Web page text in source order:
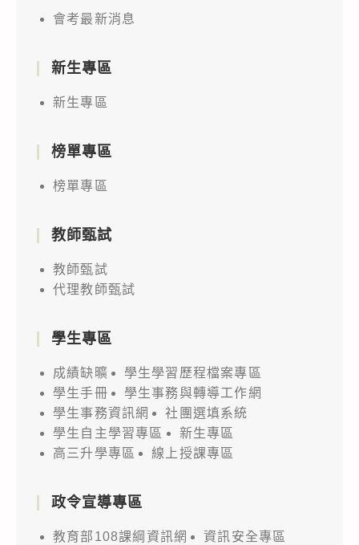
會考最新消息
新生專區
新生專區
榜單專區
榜單專區
教師甄試
教師甄試
代理教師甄試
學生專區
成績缺曠
學生學習歷程檔案專區
學生手冊
學生事務與轉導工作網
學生事務資訊網
社團選填系統
學生自主學習專區
新生專區
高三升學專區
線上授課專區
政令宣導專區
教育部108課綱資訊網 資訊安全專區